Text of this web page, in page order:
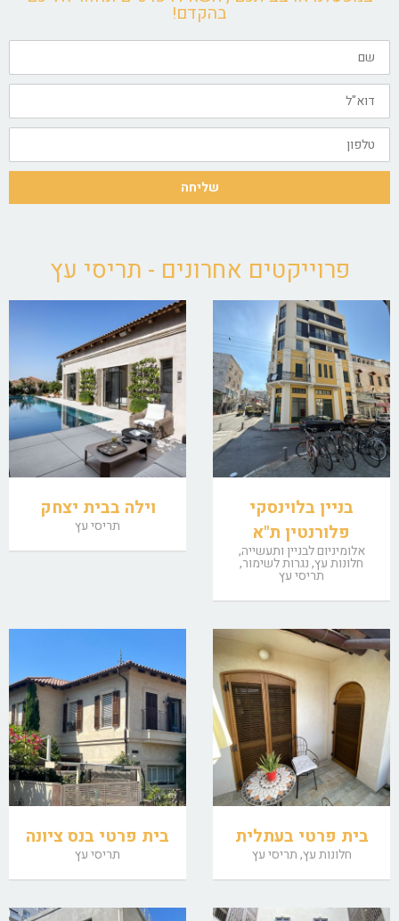
בהקדם!
שם
דוא"ל
טלפון
שליחה
פרוייקטים אחרונים - תריסי עץ
בניין בלוינסקי
פלורנטין ת"א
אלומיניום לבניין ותעשייה,
חלונות עץ, נגרות לשימור,
תריסי עץ
וילה בבית יצחק
תריסי עץ
בית פרטי בעתלית
חלונות עץ, תריסי עץ
בית פרטי בנס ציונה
תריסי עץ